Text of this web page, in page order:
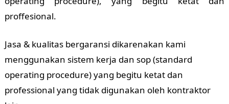
proffesional.
Jasa & kualitas bergaransi dikarenakan kami
menggunakan sistem kerja dan sop (standard
operating procedure) yang begitu ketat dan
professional yang tidak digunakan oleh kontraktor